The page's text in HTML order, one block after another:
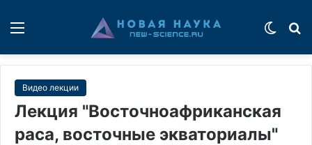
Видео лекции
Лекция "Восточноафриканская
раса, восточные экваториалы"